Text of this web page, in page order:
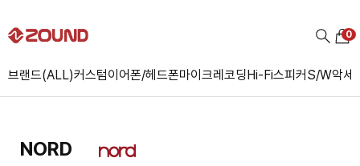
브랜드(ALL)커스텀이어폰/헤드폰마이크레코딩Hi-Fi스피커S/W악세
0
NORD